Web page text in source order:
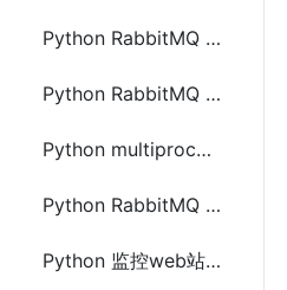
Python RabbitMQ pika的安装及fanout消息订阅模式的使用
Python RabbitMQ pika的安装及direct路由模式的使用
Python multiprocessing 多进程间通信传递DataFrame的方法
Python RabbitMQ pika的安装及topic匹配模式的使用
Python 监控web站点异常邮件提醒并自动重启